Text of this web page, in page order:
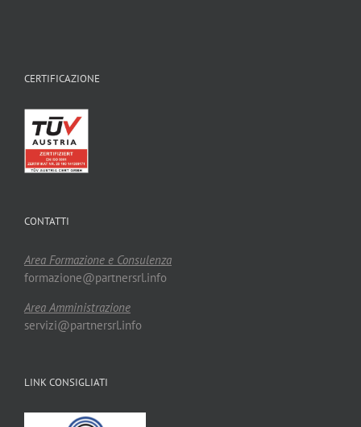
CERTIFICAZIONE
CONTATTI
Area Formazione e Consulenza
formazione@partnersrl.info
Area Amministrazione
servizi@partnersrl.info
LINK CONSIGLIATI